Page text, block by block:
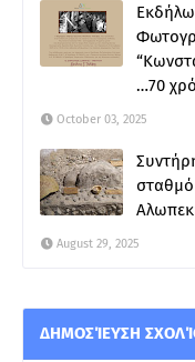
…70
October 03, 2025
August 29, 2025
ΔΗΜΟΣΊΕΥΣΗ